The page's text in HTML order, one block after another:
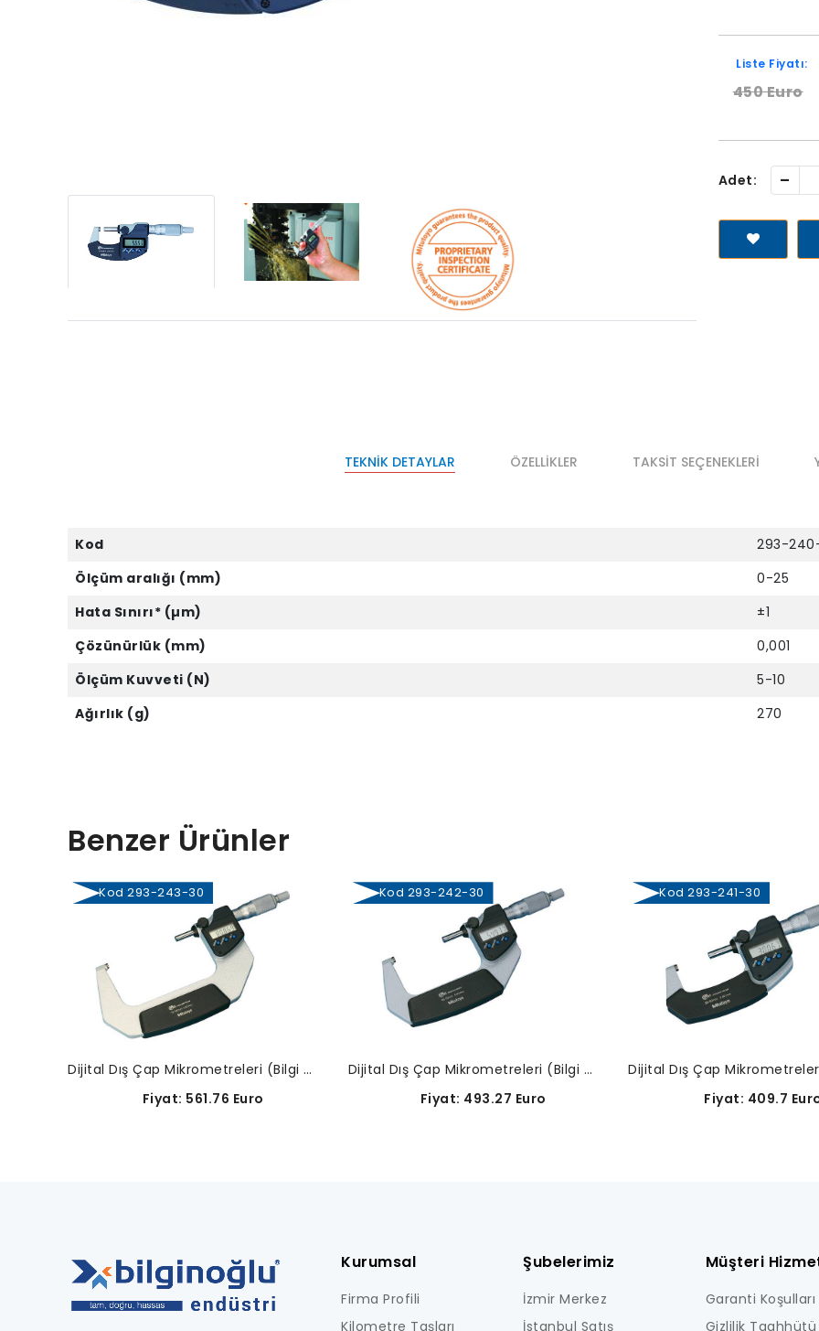
Liste Fiyatı:
450 Euro
Adet: -
TEKNIK DETAYLAR ÖZELLIKLER TAKSIT SEÇENEKLERI
Kod
293-
Ölçüm aralığı (mm)
0-25
Hata Sınırı* (µm)
±1
Çözünürlük (mm)
0,001
Ölçüm Kuvveti (N)
5-10
Ağırlık (g)
270
Benzer Ürünler
Kod 293-243-30
Dijital Dış Çap Mikrometreleri (Bilgi Çıkışsız)-293-243-30
Fiyat: 561.76 Euro
Kod 293-242-30
Dijital Dış Çap Mikrometreleri (Bilgi Çıkışsız)-293-242-30
Fiyat: 493.27 Euro
Kod 293-241-30
Fiyat: 409.7
Kurumsal
Firma Profili
Kilometre Taşları
Şubelerimiz
İzmir Merkez
İstanbul Satış
Müşteri
Garanti Koşulları
Gizlilik Taahhütü